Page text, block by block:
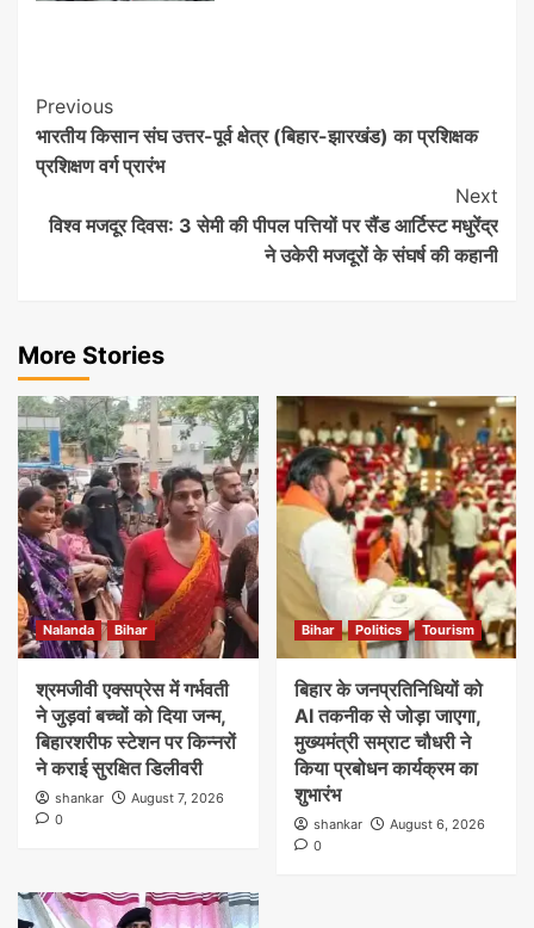
Post
Navigation
Previous
भारतीय किसान संघ उत्तर-पूर्व क्षेत्र (बिहार-झारखंड) का प्रशिक्षक
प्रशिक्षण वर्ग प्रारंभ
Next
विश्व मजदूर दिवस: 3 सेमी की पीपल पत्तियों पर सैंड आर्टिस्ट मधुरेंद्र
ने उकेरी मजदूरों के संघर्ष की कहानी
More Stories
Nalanda Bihar
श्रमजीवी एक्सप्रेस में गर्भवती
ने जुड़वां बच्चों को दिया जन्म,
बिहारशरीफ स्टेशन पर किन्नरों
ने कराई सुरक्षित डिलीवरी
shankar
August 7, 2026
0
Bihar Politics Tourism
बिहार के जनप्रतिनिधियों को
AI तकनीक से जोड़ा जाएगा,
मुख्यमंत्री सम्राट चौधरी ने
किया प्रबोधन कार्यक्रम का
शुभारंभ
shankar
August 6, 2026
0